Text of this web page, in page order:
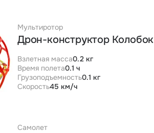
Мультиротор
Дрон-конструктор Колобок
Взлетная масса0.2 кг
Время полета0.1 ч
Грузоподъемность0.1 кг
Скорость45 км/ч
Самолет